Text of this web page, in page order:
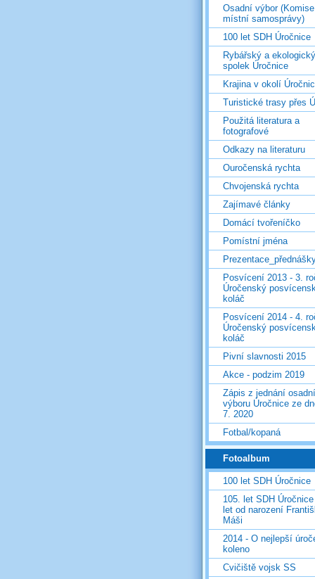
Osadní výbor (Komise
místní samosprávy)
100 let SDH Úročnice
Rybářský a ekologický
spolek Úročnice
Krajina v okolí
Turistické trasy přes
Použitá literatura a
fotografové
Odkazy na literaturu
Ouročenská rychta
Chvojenská rychta
Zajímavé články
Domácí tvořeníčko
Pomístní jména
Posvícení 2013 - 3.
Úročenský
koláč
Posvícení 2014 - 4.
Úročenský
koláč
Pivní slavnosti 2015
Akce - podzim 2019
Zápis z jednání
výboru Úročnice ze
7. 2020
Fotbal/kopaná
Fotoalbum
100 let SDH Úročnice
105. let SDH Úročnice
let od narození
Máši
2014 - O nejlepší
koleno
Cvičiště vojsk SS